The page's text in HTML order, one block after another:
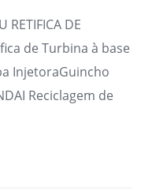
DE
de Turbina à base
InjetoraGuincho
Reciclagem de